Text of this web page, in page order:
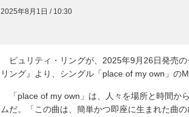
2025年8月1日 / 10:30
ピュリティ・リングが、2025年9月26日発売
リング』より、シングル「place of my own」の
「place of my own」は、人々を場所と時間か
ムだ。「この曲は、簡単かつ即座に生まれた曲